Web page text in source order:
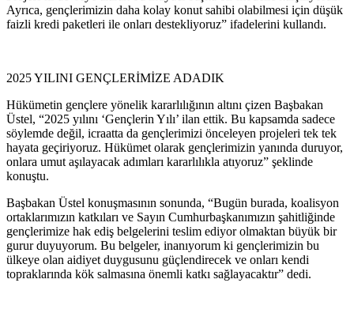
Ayrıca, gençlerimizin daha kolay konut sahibi olabilmesi için düşük
faizli kredi paketleri ile onları destekliyoruz” ifadelerini kullandı.
2025 YILINI GENÇLERİMİZE ADADIK
Hükümetin gençlere yönelik kararlılığının altını çizen Başbakan
Üstel, “2025 yılını ‘Gençlerin Yılı’ ilan ettik. Bu kapsamda sadece
söylemde değil, icraatta da gençlerimizi önceleyen projeleri tek tek
hayata geçiriyoruz. Hükümet olarak gençlerimizin yanında duruyor,
onlara umut aşılayacak adımları kararlılıkla atıyoruz” şeklinde
konuştu.
Başbakan Üstel konuşmasının sonunda, “Bugün burada, koalisyon
ortaklarımızın katkıları ve Sayın Cumhurbaşkanımızın şahitliğinde
gençlerimize hak ediş belgelerini teslim ediyor olmaktan büyük bir
gurur duyuyorum. Bu belgeler, inanıyorum ki gençlerimizin bu
ülkeye olan aidiyet duygusunu güçlendirecek ve onları kendi
topraklarında kök salmasına önemli katkı sağlayacaktır” dedi.